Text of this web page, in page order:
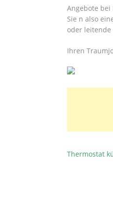
Angebote bei
Sie n also
oder leitende
Ihren
Thermostat